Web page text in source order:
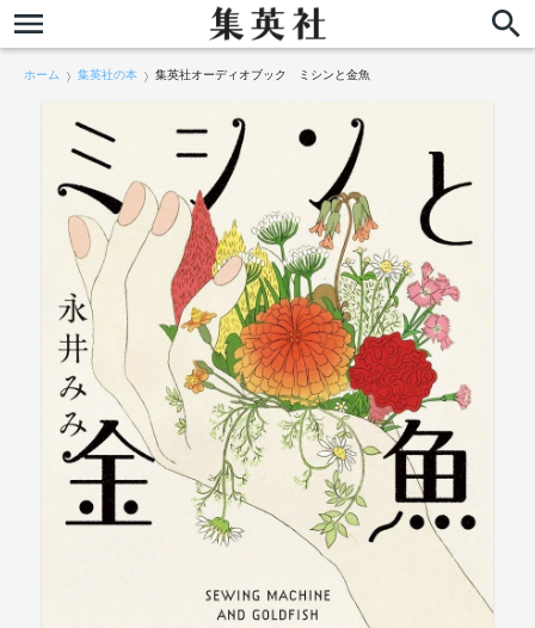
ホーム 集英社の本 集英社オーディオブック ミシンと金魚